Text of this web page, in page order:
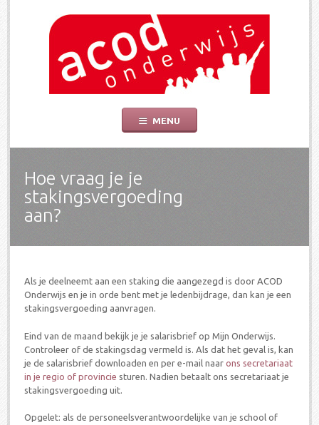
MENU
Hoe vraag je je
stakingsvergoeding
aan?
Als je deelneemt aan een staking die aangezegd is door ACOD
Onderwijs en je in orde bent met je ledenbijdrage, dan kan je een
stakingsvergoeding aanvragen.
Eind van de maand bekijk je je salarisbrief op Mijn Onderwijs.
Controleer of de stakingsdag vermeld is. Als dat het geval is, kan
je de salarisbrief downloaden en per e-mail naar ons secretariaat
in je regio of provincie sturen. Nadien betaalt ons secretariaat je
stakingsvergoeding uit.
Opgelet: als de personeelsverantwoordelijke van je school of